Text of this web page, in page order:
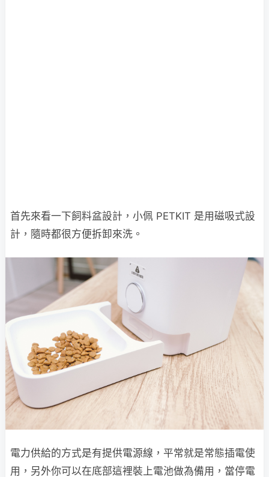
首先來看一下飼料盆設計，小佩 PETKIT 是用磁吸式設
計，隨時都很方便拆卸來洗。
電力供給的方式是有提供電源線，平常就是常態插電使
用，另外你可以在底部這裡裝上電池做為備用，當停電